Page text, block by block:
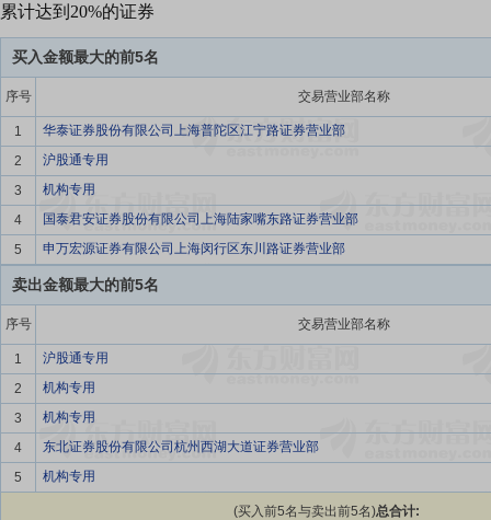
累计达到20%的证券
买入金额最大的前5名
序号 交易营业部名称
1
华泰证券股份有限公司上海普陀区江宁路证券营业部
2
沪股通专用
3
机构专用
4
国泰君安证券股份有限公司上海陆家嘴东路证券营业部
5
申万宏源证券有限公司上海闵行区东川路证券营业部
卖出金额最大的前5名
序号 交易营业部名称
1
沪股通专用
2
机构专用
3
机构专用
4
东北证券股份有限公司杭州西湖大道证券营业部
5
机构专用
(买入前5名与卖出前5名)总合计: